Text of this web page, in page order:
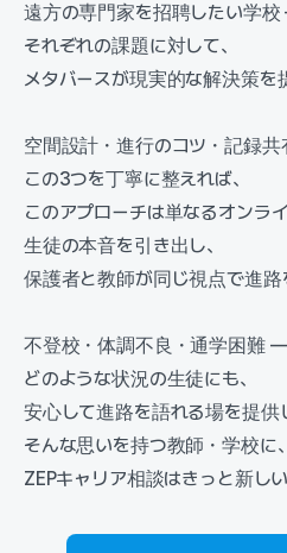
遠方の専門家を招聘したい学
それぞれの課題に対して、
メタバースが現実的な解決策を
空間設計・進行のコツ・記録
この3つを丁寧に整えれば、
このアプローチは単なるオンラ
生徒の本音を引き出し、
保護者と教師が同じ視点で進路
不登校・体調不良・通学困難 —
どのような状況の生徒にも、
安心して進路を語れる場を提供
そんな思いを持つ教師・学校に、
ZEPキャリア相談はきっと新し